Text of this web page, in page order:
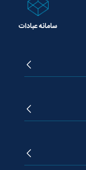
سامانه عبادات